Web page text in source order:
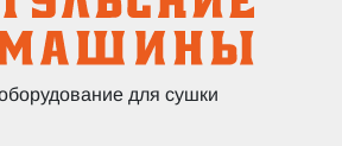
для сушки